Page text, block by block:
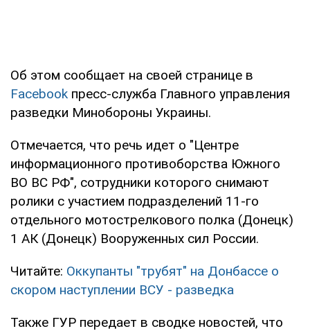
Об этом сообщает на своей странице в
Facebook пресс-служба Главного управления
разведки Минобороны Украины.
Отмечается, что речь идет о "Центре
информационного противоборства Южного
ВО ВС РФ", сотрудники которого снимают
ролики с участием подразделений 11-го
отдельного мотострелкового полка (Донецк)
1 АК (Донецк) Вооруженных сил России.
Читайте: Оккупанты "трубят" на Донбассе о
скором наступлении ВСУ - разведка
Также ГУР передает в сводке новостей, что